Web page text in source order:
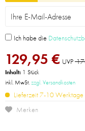
Ich habe die
129,95 € UVP
Inhalt: 1 Stück
inkl. MwSt.zzgl. Versandkosten
Lieferzeit 7-10 Werktage
Merken